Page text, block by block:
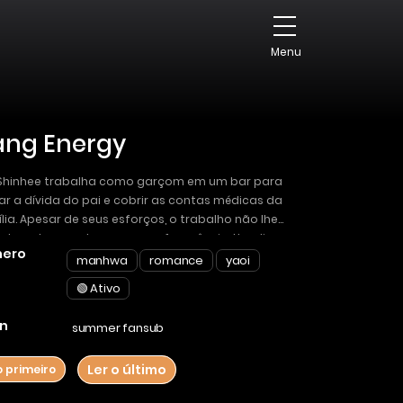
Menu
Energy
trabalha como garçom em um bar para
a dívida do pai e cobrir as contas médicas da
Apesar de seus esforços, o trabalho não lhe
e ele comete erros com frequência. Um dia,
de terminar o trabalho, ele para em uma loja
comprar cigarros e percebe uma esfera estranha
Por acidente, ele a quebra. Nesse
desconhecido. Lá, Shinhee conhece o goblin Oh
por ele.
manhwa romance
yaoi
🟢 Ativo
summer fansub
primeiro Ler o último